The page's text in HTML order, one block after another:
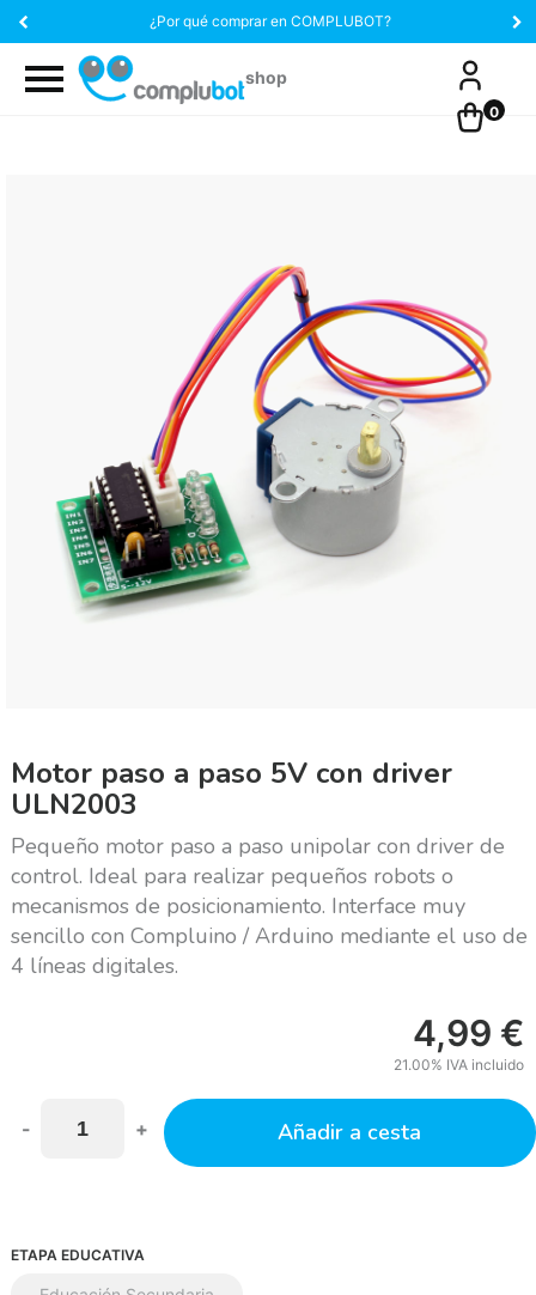
¿Por qué comprar en COMPLUBOT?
0
Motor paso a paso 5V con driver
ULN2003
Pequeño motor paso a paso unipolar con driver de
control. Ideal para realizar pequeños robots o
mecanismos de posicionamiento. Interface muy
sencillo con Compluino / Arduino mediante el uso de
4 líneas digitales.
4,99 €
21.00% IVA incluido
- + Añadir a cesta
ETAPA EDUCATIVA